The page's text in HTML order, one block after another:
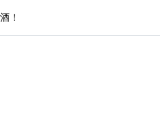
！